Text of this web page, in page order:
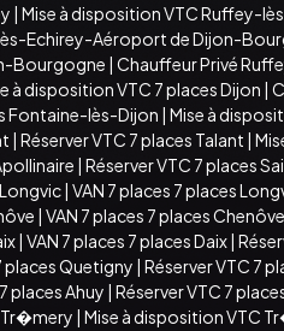
| Mise à disposition VTC Ruffey-
Echirey-Aéroport de Dijon-
Bourgogne | Chauffeur Privé
à disposition VTC 7 places Dijon |
Fontaine-lès-Dijon | Mise à
| Réserver VTC 7 places Talant |
| Réserver VTC 7 places
| VAN 7 places 7 places
| VAN 7 places 7 places Chenôve
| VAN 7 places 7 places Daix|
places Quetigny | Réserver VTC 7
places Ahuy | Réserver VTC 7
Tr�mery | Mise à disposition VTC